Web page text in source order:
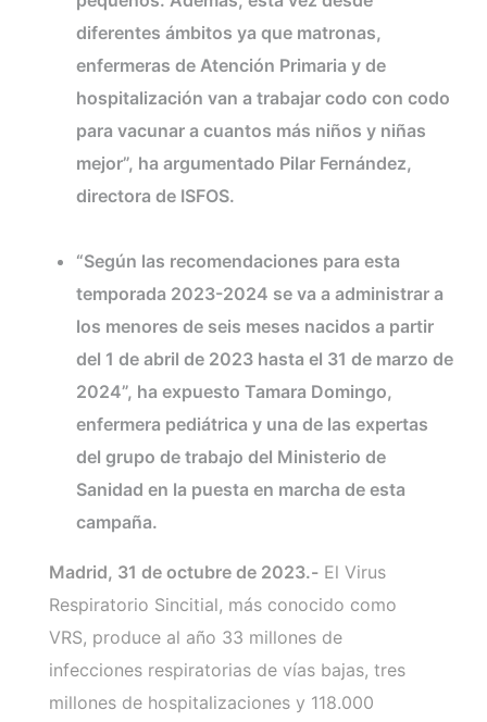
diferentes ámbitos ya que matronas,
enfermeras de Atención Primaria y de
hospitalización van a trabajar codo con codo
para vacunar a cuantos más niños y niñas
mejor”, ha argumentado Pilar Fernández,
directora de ISFOS.
“Según las recomendaciones para esta
temporada 2023-2024 se va a administrar a
los menores de seis meses nacidos a partir
del 1 de abril de 2023 hasta el 31 de marzo de
2024”, ha expuesto Tamara Domingo,
enfermera pediátrica y una de las expertas
del grupo de trabajo del Ministerio de
Sanidad en la puesta en marcha de esta
campaña.
Madrid, 31 de octubre de 2023.- El Virus
Respiratorio Sincitial, más conocido como
VRS, produce al año 33 millones de
infecciones respiratorias de vías bajas, tres
millones de hospitalizaciones y 118.000